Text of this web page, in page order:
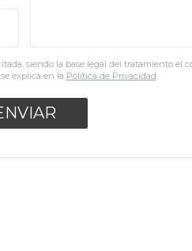
siendo la base legal del tratamiento el
explica en la Política de Privacidad.